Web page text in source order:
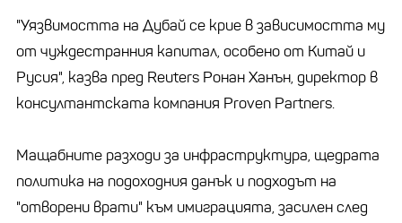
"Уязвимостта на Дубай се крие в зависимостта му
от чуждестранния капитал, особено от Китай и
Русия", казва пред Reuters Ронан Ханън, директор в
консултантската компания Proven Partners.
Мащабните разходи за инфраструктура, щедрата
политика на подоходния данък и подходът на
"отворени врати" към имиграцията, засилен след